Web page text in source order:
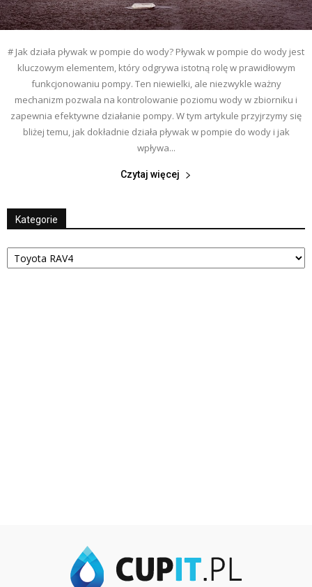
# Jak działa pływak w pompie do wody? Pływak w pompie do wody jest
kluczowym elementem, który odgrywa istotną rolę w prawidłowym
funkcjonowaniu pompy. Ten niewielki, ale niezwykle ważny
mechanizm pozwala na kontrolowanie poziomu wody w zbiorniku i
zapewnia efektywne działanie pompy. W tym artykule przyjrzymy się
bliżej temu, jak dokładnie działa pływak w pompie do wody i jak
wpływa...
Czytaj więcej
Kategorie
Kategorie